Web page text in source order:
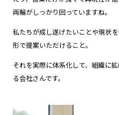
両輪がしっかり回っていますね。
私たちが成し遂げたいことや現状
形で提案いただけること。
それを実際に体系化して、組織に
る会社さんです。